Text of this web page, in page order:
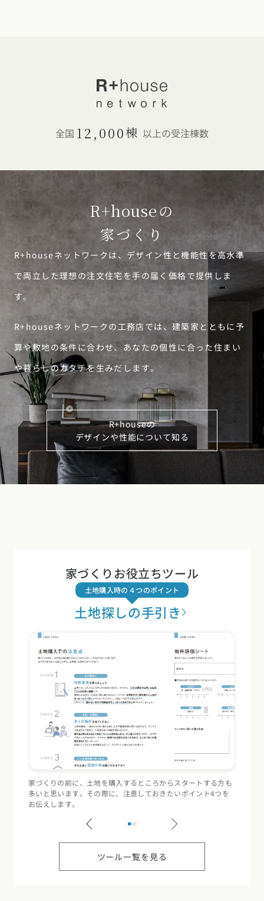
全国 12,000棟 以上の受注棟数
R+houseの
家づくり
R+houseネットワークは、デザイン性と機能性を高水準
で両立した理想の注文住宅を手の届く価格で提供しま
す。
R+houseネットワークの工務店では、建築家とともに予
算や敷地の条件に合わせ、あなたの個性に合った住まい
や暮らしのカタチを生みだします。
R+houseの
デザインや性能について知る
家づくりお役立ちツール
土地購入時の４つのポイント
土地探しの手引き
家づくりの前に、土地を購入するところからスタートする方も
多いと思います。その際に、注意しておきたいポイント4つを
お伝えします。
ツール一覧を見る